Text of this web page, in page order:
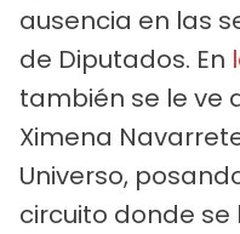
ausencia en las
de Diputados. En
también se le ve
Ximena
Universo,
circuito donde se